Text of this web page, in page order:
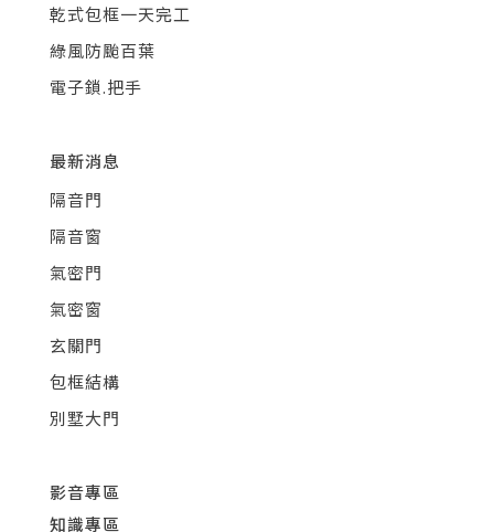
乾式包框一天完工
綠風防颱百葉
電子鎖.把手
最新消息
隔音門
隔音窗
氣密門
氣密窗
玄關門
包框結構
別墅大門
影音專區
知識專區